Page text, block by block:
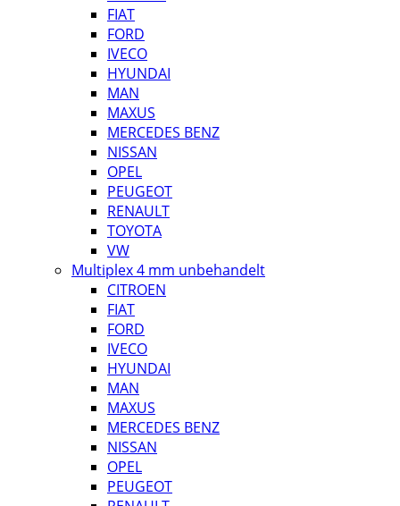
FIAT
FORD
IVECO
HYUNDAI
MAN
MAXUS
MERCEDES BENZ
NISSAN
OPEL
PEUGEOT
RENAULT
TOYOTA
VW
Multiplex 4 mm unbehandelt
CITROEN
FIAT
FORD
IVECO
HYUNDAI
MAN
MAXUS
MERCEDES BENZ
NISSAN
OPEL
PEUGEOT